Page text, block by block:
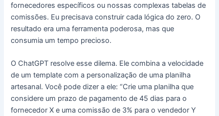
fornecedores específicos ou nossas complexas tabelas de
comissões. Eu precisava construir cada lógica do zero. O
resultado era uma ferramenta poderosa, mas que
consumia um tempo precioso.
O ChatGPT resolve esse dilema. Ele combina a velocidade
de um template com a personalização de uma planilha
artesanal. Você pode dizer a ele: “Crie uma planilha que
considere um prazo de pagamento de 45 dias para o
fornecedor X e uma comissão de 3% para o vendedor Y